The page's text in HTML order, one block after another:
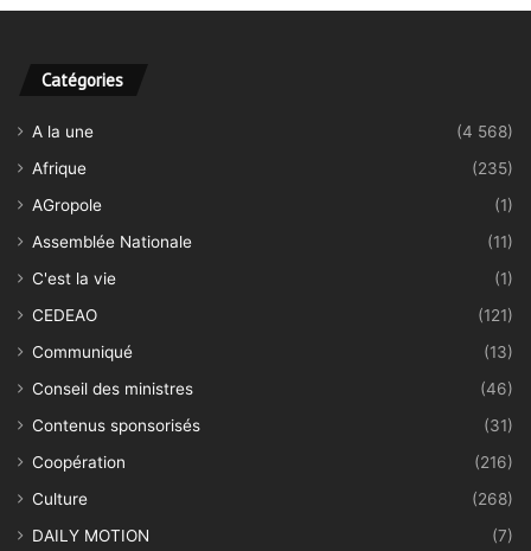
Catégories
A la une
(4 568)
Afrique
(235)
AGropole
(1)
Assemblée Nationale
(11)
C'est la vie
(1)
CEDEAO
(121)
Communiqué
(13)
Conseil des ministres
(46)
Contenus sponsorisés
(31)
Coopération
(216)
Culture
(268)
DAILY MOTION
(7)